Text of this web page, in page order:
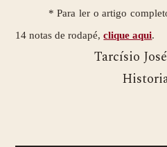
* Para ler o artigo
14 notas de rodapé,clique aqui.
Tarcísio